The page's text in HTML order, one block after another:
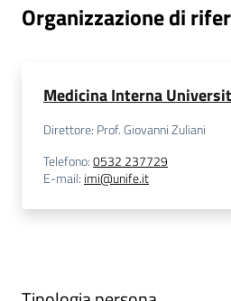
a
z
Organizzazione di
Medicina Interna
Direttore: Prof. Giovanni Zuliani
Telefono:0532 237729
E-mail: imi@unife.it